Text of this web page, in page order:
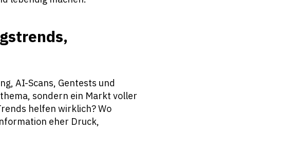
AI-Scans, Gentests und
sondern ein Markt voller
helfen wirklich? Wo
eher Druck,